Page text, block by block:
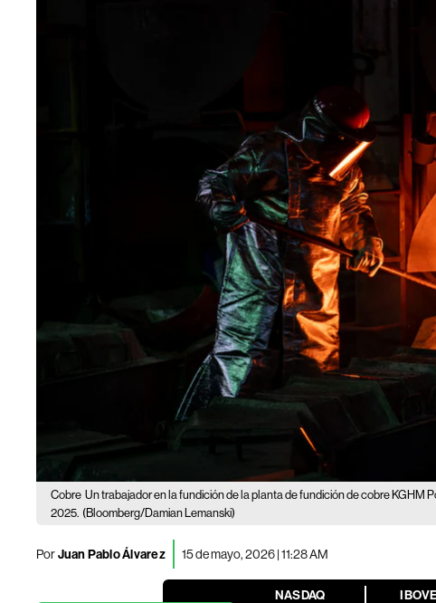
Cobre Un trabajador en la fundición de la planta de fundición de cobre KGHM
2025. (Bloomberg/Damian Lemanski)
PorJuan Pablo Álvarez 15 de mayo, 2026 | 11:28 AM
NASDAQ